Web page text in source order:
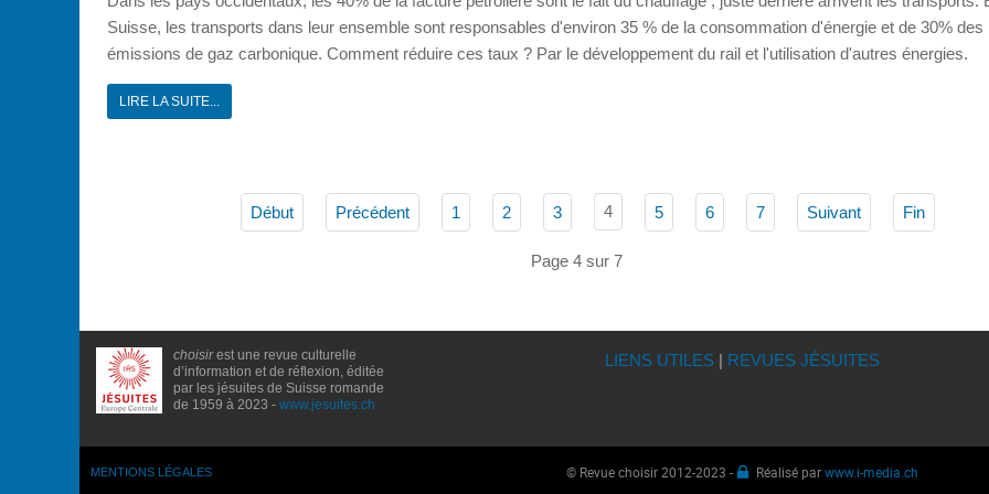
Suisse, les transports dans leur ensemble sont responsables d'environ 35 % de la consommation d'énergie et de 30% des
émissions de gaz carbonique. Comment réduire ces taux ? Par le développement du rail et l'utilisation d'autres énergies.
LIRE LA SUITE...
Début Précédent 1 2 3 4 5 6 7 Suivant Fin
Page 4 sur 7
choisirest une revue culturelle
d’information et de réflexion, éditée
par les jésuites de Suisse romande
de 1959 à 2023 - www.jesuites.ch
LIENS UTILES| REVUES JÉSUITES
MENTIONS LÉGALES © Revue choisir 2012-2023 - Réalisé parwww.i-media.ch